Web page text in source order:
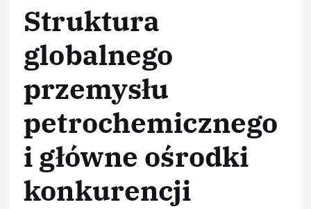
Struktura
globalnego
przemysłu
petrochemicznego
i główne ośrodki
konkurencji